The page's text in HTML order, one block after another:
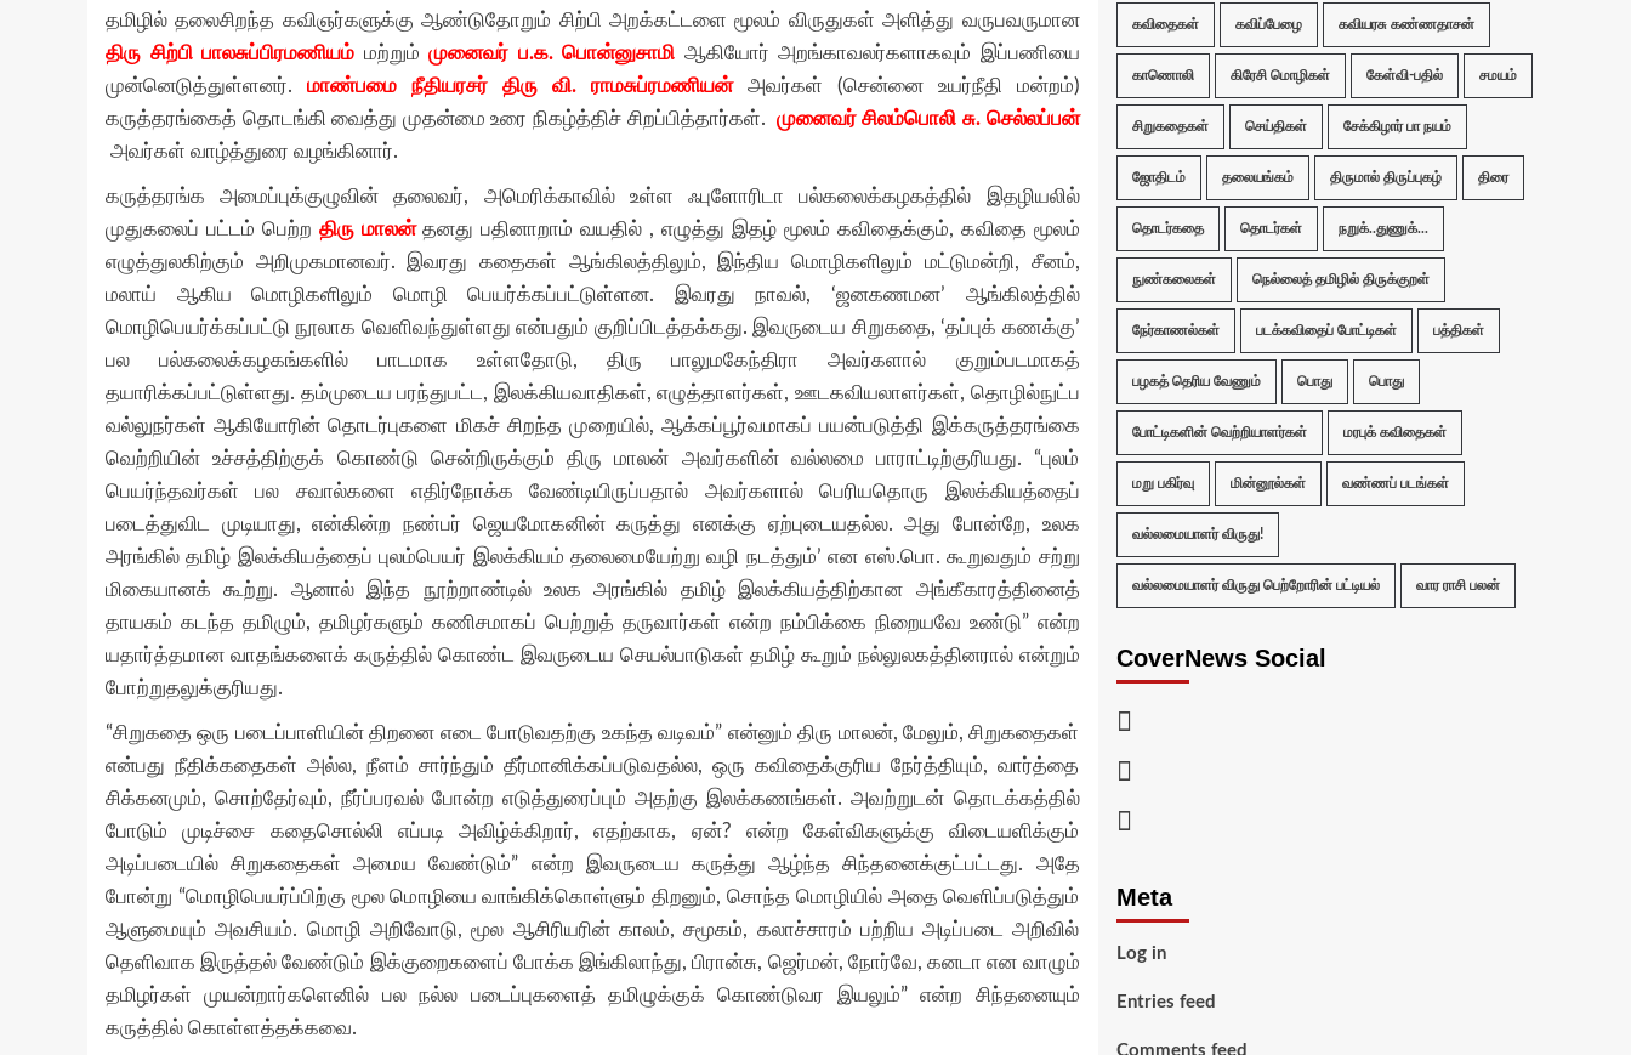
தமிழில் தலைசிறந்த கவிஞர்களுக்கு ஆண்டுதோறும் சிற்பி அறக்கட்டளை மூலம் விருதுகள் அளித்து வருபவருமான
திரு சிற்பி பாலசுப்பிரமணியம் மற்றும் முனைவர் ப.க. பொன்னுசாமி ஆகியோர் அறங்காவலர்களாகவும் இப்பணியை
முன்னெடுத்துள்ளனர். மாண்பமை நீதியரசர் திரு வி. ராமசுப்ரமணியன்அவர்கள் (சென்னை உயர்நீதி மன்றம்)
கருத்தரங்கைத் தொடங்கி வைத்து முதன்மை உரை நிகழ்த்திச் சிறப்பித்தார்கள். முனைவர் சிலம்பொலி சு. செல்லப்பன்
அவர்கள் வாழ்த்துரை வழங்கினார்.
கருத்தரங்க அமைப்புக்குழுவின் தலைவர், அமெரிக்காவில் உள்ள ஃபுளோரிடா பல்கலைக்கழகத்தில் இதழியலில்
முதுகலைப் பட்டம் பெற்ற திரு மாலன்தனது பதினாறாம் வயதில் , எழுத்து இதழ் மூலம் கவிதைக்கும், கவிதை மூலம்
எழுத்துலகிற்கும் அறிமுகமானவர். இவரது கதைகள் ஆங்கிலத்திலும், இந்திய மொழிகளிலும் மட்டுமன்றி, சீனம்,
மலாய் ஆகிய மொழிகளிலும் மொழி பெயர்க்கப்பட்டுள்ளன. இவரது நாவல், ‘ஜனகணமன’ ஆங்கிலத்தில்
மொழிபெயர்க்கப்பட்டு நூலாக வெளிவந்துள்ளது என்பதும் குறிப்பிடத்தக்கது. இவருடைய சிறுகதை, ‘தப்புக் கணக்கு’
பல பல்கலைக்கழகங்களில் பாடமாக உள்ளதோடு, திரு பாலுமகேந்திரா அவர்களால் குறும்படமாகத்
தயாரிக்கப்பட்டுள்ளது. தம்முடைய பரந்துபட்ட, இலக்கியவாதிகள், எழுத்தாளர்கள், ஊடகவியலாளர்கள், தொழில்நுட்ப
வல்லுநர்கள் ஆகியோரின் தொடர்புகளை மிகச் சிறந்த முறையில், ஆக்கப்பூர்வமாகப் பயன்படுத்தி இக்கருத்தரங்கை
வெற்றியின் உச்சத்திற்குக் கொண்டு சென்றிருக்கும் திரு மாலன் அவர்களின் வல்லமை பாராட்டிற்குரியது. “புலம்
பெயர்ந்தவர்கள் பல சவால்களை எதிர்நோக்க வேண்டியிருப்பதால் அவர்களால் பெரியதொரு இலக்கியத்தைப்
படைத்துவிட முடியாது, என்கின்ற நண்பர் ஜெயமோகனின் கருத்து எனக்கு ஏற்புடையதல்ல. அது போன்றே, உலக
அரங்கில் தமிழ் இலக்கியத்தைப் புலம்பெயர் இலக்கியம் தலைமையேற்று வழி நடத்தும்’ என எஸ்.பொ. கூறுவதும் சற்று
மிகையானக் கூற்று. ஆனால் இந்த நூற்றாண்டில் உலக அரங்கில் தமிழ் இலக்கியத்திற்கான அங்கீகாரத்தினைத்
தாயகம் கடந்த தமிழும், தமிழர்களும் கணிசமாகப் பெற்றுத் தருவார்கள் என்ற நம்பிக்கை நிறையவே உண்டு” என்ற
யதார்த்தமான வாதங்களைக் கருத்தில் கொண்ட இவருடைய செயல்பாடுகள் தமிழ் கூறும் நல்லுலகத்தினரால் என்றும்
போற்றுதலுக்குரியது.
“சிறுகதை ஒரு படைப்பாளியின் திறனை எடை போடுவதற்கு உகந்த வடிவம்” என்னும் திரு மாலன், மேலும், சிறுகதைகள்
என்பது நீதிக்கதைகள் அல்ல, நீளம் சார்ந்தும் தீர்மானிக்கப்படுவதல்ல, ஒரு கவிதைக்குரிய நேர்த்தியும், வார்த்தை
சிக்கனமும், சொற்தேர்வும், நீர்ப்பரவல் போன்ற எடுத்துரைப்பும் அதற்கு இலக்கணங்கள். அவற்றுடன் தொடக்கத்தில்
போடும் முடிச்சை கதைசொல்லி எப்படி அவிழ்க்கிறார், எதற்காக, ஏன்? என்ற கேள்விகளுக்கு விடையளிக்கும்
அடிப்படையில் சிறுகதைகள் அமைய வேண்டும்” என்ற இவருடைய கருத்து ஆழ்ந்த சிந்தனைக்குட்பட்டது. அதே
போன்று “மொழிபெயர்ப்பிற்கு மூல மொழியை வாங்கிக்கொள்ளும் திறனும், சொந்த மொழியில் அதை வெளிப்படுத்தும்
ஆளுமையும் அவசியம். மொழி அறிவோடு, மூல ஆசிரியரின் காலம், சமூகம், கலாச்சாரம் பற்றிய அடிப்படை அறிவில்
தெளிவாக இருத்தல் வேண்டும் இக்குறைகளைப் போக்க இங்கிலாந்து, பிரான்சு, ஜெர்மன், நோர்வே, கனடா என வாழும்
தமிழர்கள் முயன்றார்களெனில் பல நல்ல படைப்புகளைத் தமிழுக்குக் கொண்டுவர இயலும்” என்ற சிந்தனையும்
கருத்தில் கொள்ளத்தக்கவை.
கவிதைகள் கவிப்பேழை கவியரசு கண்ணதாசன்
காணொலி கிரேசி மொழிகள் கேள்வி-பதில் சமயம்
சிறுகதைகள் செய்திகள் சேக்கிழார் பா நயம்
ஜோதிடம் தலையங்கம் திருமால் திருப்புகழ் திரை
தொடர்கதை தொடர்கள் நறுக்..துணுக்...
நுண்கலைகள் நெல்லைத் தமிழில் திருக்குறள்
நேர்காணல்கள் படக்கவிதைப் போட்டிகள் பத்திகள்
பழகத் தெரிய வேணும் பொது பொது
போட்டிகளின் வெற்றியாளர்கள் மரபுக் கவிதைகள்
மறு பகிர்வு மின்னூல்கள் வண்ணப் படங்கள்
வல்லமையாளர் விருது!
வல்லமையாளர் விருது பெற்றோரின் பட்டியல் வார ராசி பலன்
CoverNews Social
Meta
Log in
Entries feed
Comments feed